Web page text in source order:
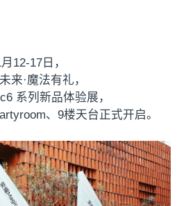
12-17日，
来·魔法有礼，
系列新品体验展，
、9楼天台正式开启。